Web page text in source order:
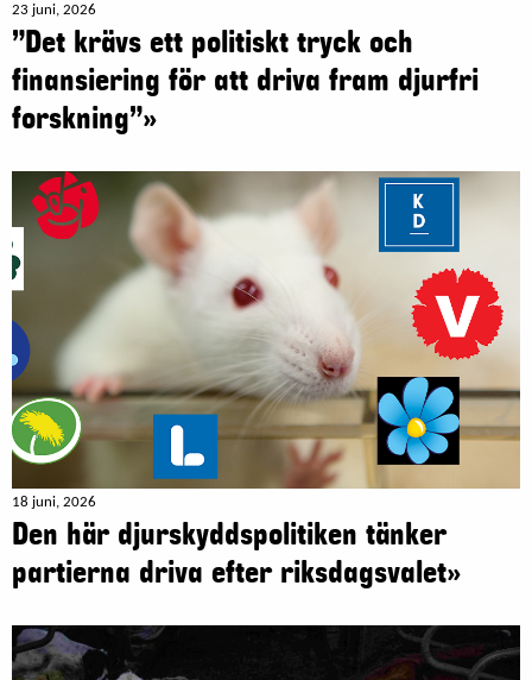
23 juni, 2026
”Det krävs ett politiskt tryck och
finansiering för att driva fram djurfri
forskning”»
18 juni, 2026
Den här djurskyddspolitiken tänker
partierna driva efter riksdagsvalet»